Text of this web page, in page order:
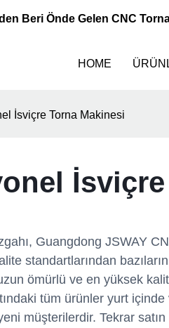
Beri Önde Gelen CNC
HOME
İsviçre Torna Makinesi
Guangdong JSWAY
standartlarından
ömürlü ve en yüksek
tüm ürünler yurt
müşterilerdir. Tekrar